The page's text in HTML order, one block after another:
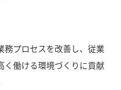
務プロセスを改善し、従業
く働ける環境づくりに貢献